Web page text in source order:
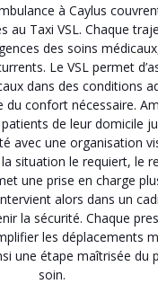
à Caylus
au Taxi VSL. Chaque
des soins médicaux,
Le VSL permet
dans des conditions
confort nécessaire.
de leur domicile
avec une organisation
situation le requiert, le
une prise en charge
alors dans un
la sécurité. Chaque
les déplacements
une étape maîtrisée du
soin.